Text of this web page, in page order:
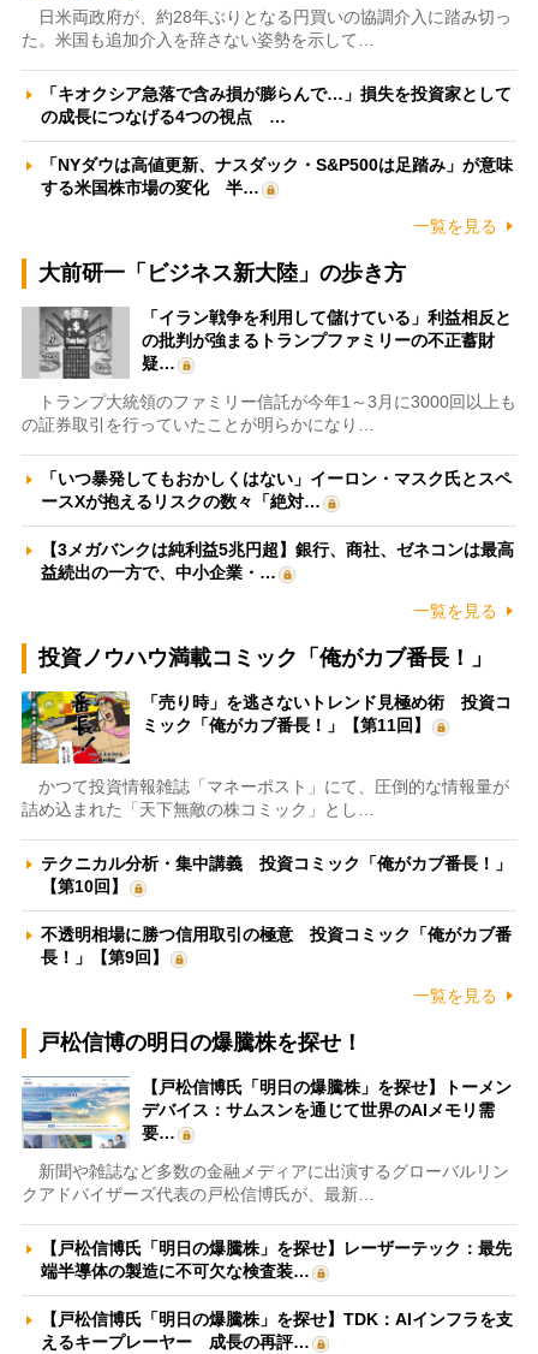
日米両政府が、約28年ぶりとなる円買いの協調介入に踏み切っ
た。米国も追加介入を辞さない姿勢を示して…
「キオクシア急落で含み損が膨らんで…」損失を投資家として
の成長につなげる4つの視点 …
「NYダウは高値更新、ナスダック・S&P500は足踏み」が意味
する米国株市場の変化 半…
一覧を見る
大前研一「ビジネス新大陸」の歩き方
「イラン戦争を利用して儲けている」利益相反と
の批判が強まるトランプファミリーの不正蓄財
疑…
トランプ大統領のファミリー信託が今年1～3月に3000回以上も
の証券取引を行っていたことが明らかになり…
「いつ暴発してもおかしくはない」イーロン・マスク氏とスペ
ースXが抱えるリスクの数々「絶対…
【3メガバンクは純利益5兆円超】銀行、商社、ゼネコンは最高
益続出の一方で、中小企業・…
一覧を見る
投資ノウハウ満載コミック「俺がカブ番長！」
「売り時」を逃さないトレンド見極め術 投資コ
ミック「俺がカブ番長！」【第11回】
かつて投資情報雑誌「マネーポスト」にて、圧倒的な情報量が
詰め込まれた「天下無敵の株コミック」とし…
テクニカル分析・集中講義 投資コミック「俺がカブ番長！」
【第10回】
不透明相場に勝つ信用取引の極意 投資コミック「俺がカブ番
長！」【第9回】
一覧を見る
戸松信博の明日の爆騰株を探せ！
【戸松信博氏「明日の爆騰株」を探せ】トーメン
デバイス：サムスンを通じて世界のAIメモリ需
要…
新聞や雑誌など多数の金融メディアに出演するグローバルリン
クアドバイザーズ代表の戸松信博氏が、最新…
【戸松信博氏「明日の爆騰株」を探せ】レーザーテック：最先
端半導体の製造に不可欠な検査装…
【戸松信博氏「明日の爆騰株」を探せ】TDK：AIインフラを支
えるキープレーヤー 成長の再評…